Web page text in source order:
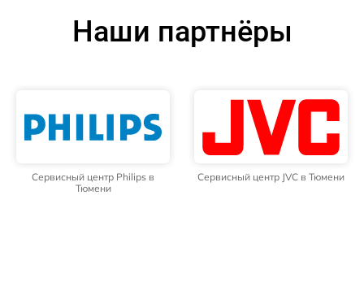
Наши партнёры
Сервисный центр Philips в
Тюмени
Сервисный центр JVC в Тюмени